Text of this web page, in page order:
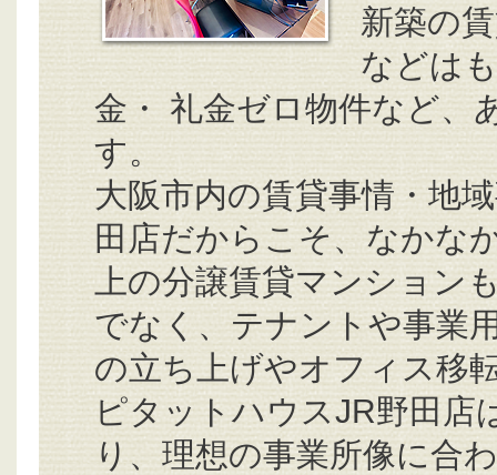
新築の
などは
金・ 礼金ゼロ物件など、
す。
大阪市内の賃貸事情・地
田店だからこそ、なかな
上の分譲賃貸マンション
でなく、テナントや事業
の立ち上げやオフィス移
ピタットハウスJR野田店
り、理想の事業所像に合